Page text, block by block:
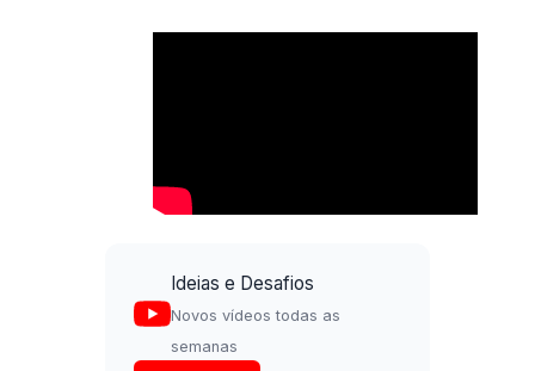
Ideias e Desafios
Novos vídeos todas as
semanas